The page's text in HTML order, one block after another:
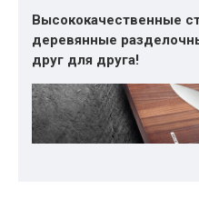
Высококачественные
деревянные
друг для друга!